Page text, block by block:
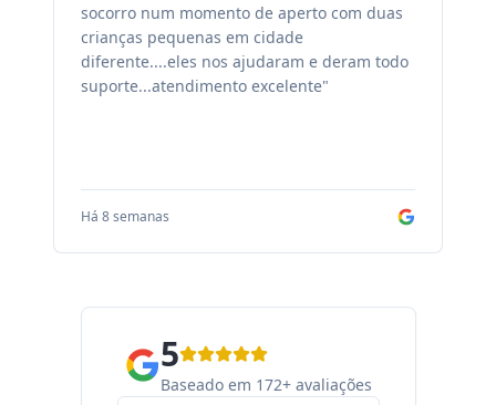
socorro num momento de aperto com duas
crianças pequenas em cidade
diferente....eles nos ajudaram e deram todo
suporte...atendimento excelente"
Há 8 semanas
5
Baseado em 172+ avaliações